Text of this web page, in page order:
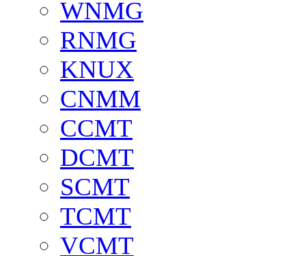
WNMG
RNMG
KNUX
CNMM
CCMT
DCMT
SCMT
TCMT
VCMT